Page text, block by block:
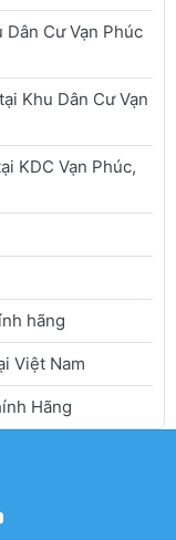
Cư Vạn Phúc
Khu Dân Cư Vạn
KDC Vạn Phúc,
hãng
Việt Nam
Hãng